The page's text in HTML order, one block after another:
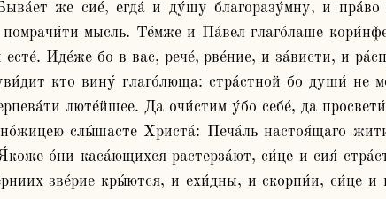
же сие́, егда́ и ду́шу благоразу́мну, и
помрачи́ти мысль. Те́мже и Па́вел глаго́лаше
Иде́же бо в вас, рече́, рве́ние, и за́висти, и
кто вину́ глаго́люща: стра́стной бо души́ не
люте́йшее. Да очи́стим у́бо себе́, да
слы́шасте Христа́: Печа́ль настоя́щаго
о́ни каса́ющихся растерза́ют, си́це и сия́
зве́рие кры́ются, и ехи́дны, и скорпи́и, си́це и